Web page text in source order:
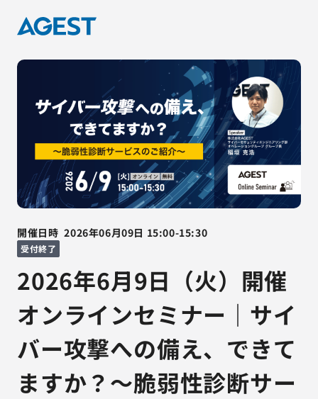
開催日時 2026年06月09日 15:00-15:30
受付終了
2026年6月9日（火）開催
オンラインセミナー｜サイ
バー攻撃への備え、できて
ますか？～脆弱性診断サー